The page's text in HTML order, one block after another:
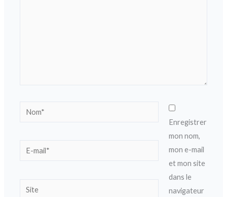
Nom*
E-
Site
Enregistrer
mon nom,
mon e-mail
et mon site
dans le
navigateur